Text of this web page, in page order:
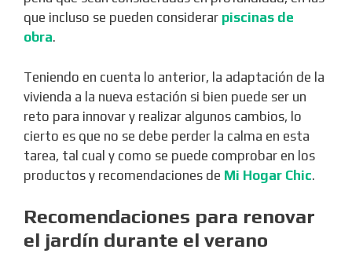
que incluso se pueden considerar piscinas de
obra.
Teniendo en cuenta lo anterior, la adaptación de la
vivienda a la nueva estación si bien puede ser un
reto para innovar y realizar algunos cambios, lo
cierto es que no se debe perder la calma en esta
tarea, tal cual y como se puede comprobar en los
productos y recomendaciones de Mi Hogar Chic.
Recomendaciones para renovar
el jardín durante el verano